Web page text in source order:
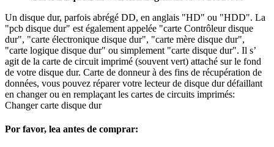
Un disque dur, parfois abrégé DD, en anglais "HD" ou "HDD". La
"pcb disque dur" est également appelée "carte Contrôleur disque
dur", "carte électronique disque dur", "carte mère disque dur",
"carte logique disque dur" ou simplement "carte disque dur". Il s’
agit de la carte de circuit imprimé (souvent vert) attaché sur le fond
de votre disque dur. Carte de donneur à des fins de récupération de
données, vous pouvez réparer votre lecteur de disque dur défaillant
en changer ou en remplaçant les cartes de circuits imprimés:
Changer carte disque dur
Por favor, lea antes de comprar: